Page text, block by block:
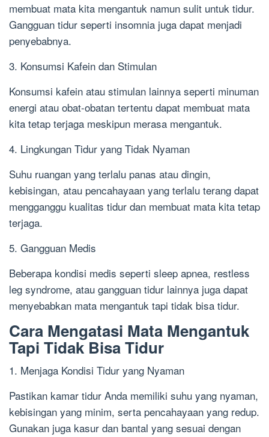
membuat mata kita mengantuk namun sulit untuk tidur.
Gangguan tidur seperti insomnia juga dapat menjadi
penyebabnya.
3. Konsumsi Kafein dan Stimulan
Konsumsi kafein atau stimulan lainnya seperti minuman
energi atau obat-obatan tertentu dapat membuat mata
kita tetap terjaga meskipun merasa mengantuk.
4. Lingkungan Tidur yang Tidak Nyaman
Suhu ruangan yang terlalu panas atau dingin,
kebisingan, atau pencahayaan yang terlalu terang dapat
mengganggu kualitas tidur dan membuat mata kita tetap
terjaga.
5. Gangguan Medis
Beberapa kondisi medis seperti sleep apnea, restless
leg syndrome, atau gangguan tidur lainnya juga dapat
menyebabkan mata mengantuk tapi tidak bisa tidur.
Cara Mengatasi Mata Mengantuk
Tapi Tidak Bisa Tidur
1. Menjaga Kondisi Tidur yang Nyaman
Pastikan kamar tidur Anda memiliki suhu yang nyaman,
kebisingan yang minim, serta pencahayaan yang redup.
Gunakan juga kasur dan bantal yang sesuai dengan